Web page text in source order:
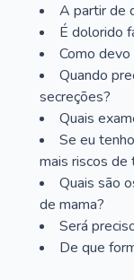
A partir de
É dolorido
Como
Quando
secreções?
Quais
Se eu
mais riscos de
Quais são
de mama?
Será
De que